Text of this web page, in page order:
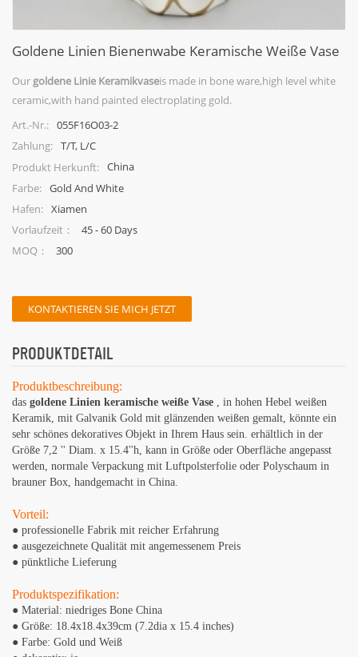
Goldene Linien Bienenwabe Keramische Weiße Vase
Our goldene Linie Keramikvaseis made in bone ware,high level white
ceramic,with hand painted electroplating gold.
Art.-Nr.: 055F16O03-2
Zahlung: T/T, L/C
Produkt Herkunft: China
Farbe: Gold And White
Hafen: Xiamen
Vorlaufzeit：
45 - 60 Days
MOQ：
300
KONTAKTIEREN SIE MICH JETZT
PRODUKTDETAIL
Produktbeschreibung:
das goldene Linien keramische weiße Vase , in hohen Hebel weißen
Keramik, mit Galvanik Gold mit glänzenden weißen gemalt, könnte ein
sehr schönes dekoratives Objekt in Ihrem Haus sein. erhältlich in der
Größe 7,2 '' Diam. x 15.4''h, kann in Größe oder Oberfläche angepasst
werden, normale Verpackung mit Luftpolsterfolie oder Polyschaum in
brauner Box, handgemacht in China.
Vorteil:
● professionelle Fabrik mit reicher Erfahrung
● ausgezeichnete Qualität mit angemessenem Preis
● pünktliche Lieferung
Produktspezifikation:
● Material: niedriges Bone China
● Größe: 18.4x18.4x39cm (7.2dia x 15.4 inches)
● Farbe: Gold und Weiß